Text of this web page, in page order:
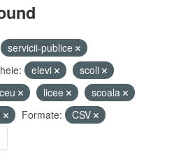
servicii-publice
elevi
scoli
licee
scoala
Formate:
CSV